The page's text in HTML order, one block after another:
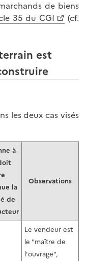
de biens
35 du CGI
(cf.
est
les deux cas visés
à
la
de
Observations
Le vendeur est
le "maître de
l'ouvrage",